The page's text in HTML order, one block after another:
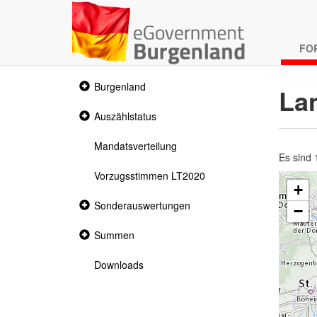
Collapsed
section
Burgenland
Collapsed
Auszählstatus
Mandatsverteilung
Vorzugsstimmen LT2020
Collapsed
Sonderauswertungen
Collapsed
Summen
Downloads
Es sind
+
−